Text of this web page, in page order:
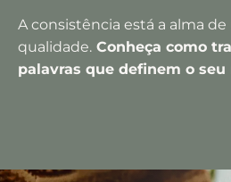
A consistência está a alma
qualidade. Conheça como
palavras que definem o seu